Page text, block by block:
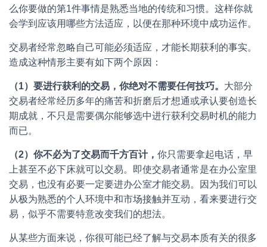
么你要做的第1件事情是熟悉当地的传统和习惯。这样你就
会学到应该用哪些方法适应，以便在那种环境中成功运作。
交易者经常忽略自己可能必须适应，才能长期获利的事实。
造成这种情形主要有如下两个原因：
（1） 要进行获利 的交易 ， 你绝对不需要任何技巧。 大部分
交易者经常经历多年的痛苦和折磨后才想通或承认要创造长
期成就，不只是需要偶尔能够选中进行获利交易时机的能力
而已。
（2） 你不必为了交易而千方百计， 你只需要拿起电话，早
上甚至不必下床就可以交易。即使交易者通常是在办公室里
交易，也没有必要一定要进办公室才能交易。因为我们可以
从极为熟悉的个人环境中和市场接触并互动，看来要进行交
易，似乎不需要特意改变我们的想法。
从某些方面来说，你很可能已经了解与交易本质有关的很多